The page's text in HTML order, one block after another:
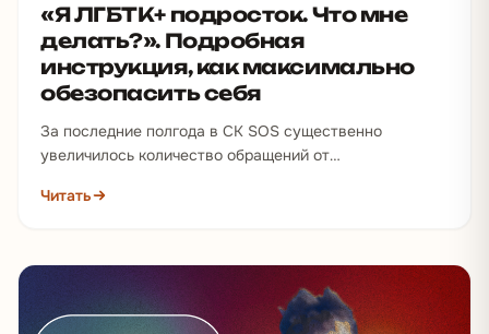
«Я ЛГБТК+ подросток. Что мне
делать?​​». Подробная
инструкция, как максимально
обезопасить себя
За последние полгода в СК SOS существенно
увеличилось количество обращений от
побои от родственников, угрозы, а также…
Читать